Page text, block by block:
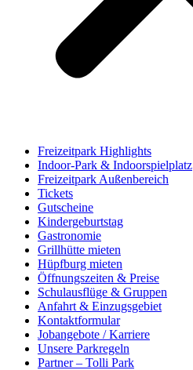
Freizeitpark Highlights
Indoor-Park & Indoorspielplatz
Freizeitpark Außenbereich
Tickets
Gutscheine
Kindergeburtstag
Gastronomie
Grillhütte mieten
Hüpfburg mieten
Öffnungszeiten & Preise
Schulausflüge & Gruppen
Anfahrt & Einzugsgebiet
Kontaktformular
Jobangebote / Karriere
Unsere Parkregeln
Partner – Tolli Park